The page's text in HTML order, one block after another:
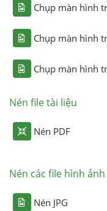
Chụp màn hình
Chụp màn hình
Chụp màn hình
Nén file tài liệu
Nén PDF
Nén các file hình ảnh
Nén JPG